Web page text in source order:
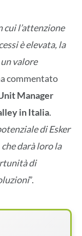
cui l’attenzione
è elevata, la
valore
commentato
Manager
in Italia.
di Esker
darà loro la
di
”.